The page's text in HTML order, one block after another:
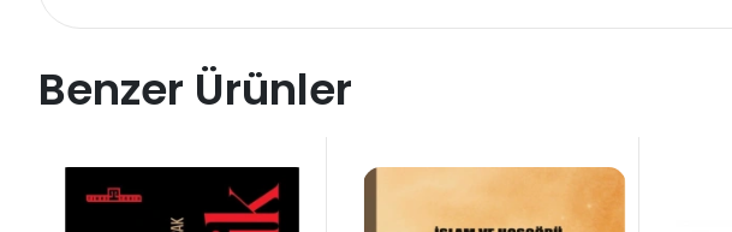
Benzer Ürünler